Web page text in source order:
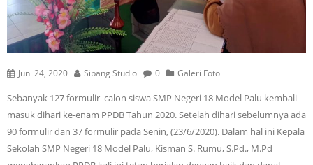
Juni 24, 2020 Sibang Studio 0 Galeri Foto
Sebanyak 127 formulir calon siswa SMP Negeri 18 Model Palu kembali
masuk dihari ke-enam PPDB Tahun 2020. Setelah dihari sebelumnya ada
90 formulir dan 37 formulir pada Senin, (23/6/2020). Dalam hal ini Kepala
Sekolah SMP Negeri 18 Model Palu, Kisman S. Rumu, S.Pd., M.Pd